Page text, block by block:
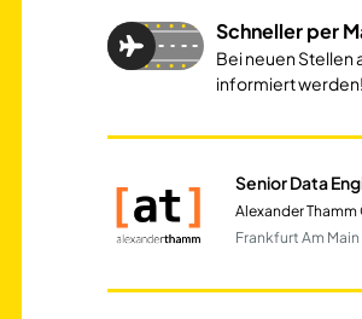
Schneller per
Bei neuen Stellen
informiert werden!
Senior Data
Alexander Thamm
Frankfurt Am Main